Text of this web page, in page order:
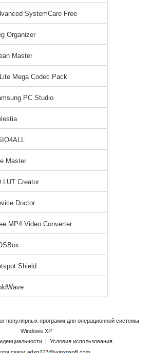
SystemCare Free
Organizer
Master
Mega Codec Pack
PC Studio
Master
LUT Creator
Doctor
MP4 Video Converter
Shield
популярных программ для операционной системы
Windows XP
| Условия использования